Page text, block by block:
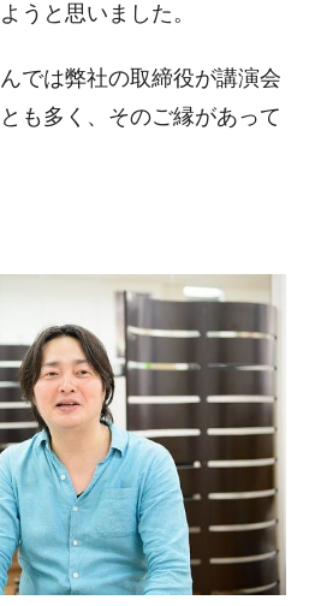
うと思いました。
では弊社の取締役が講演会
も多く、そのご縁があって